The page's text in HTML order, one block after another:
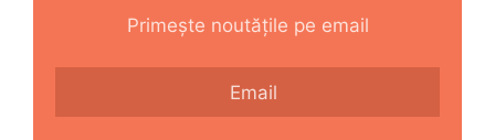
Primește noutățile pe email